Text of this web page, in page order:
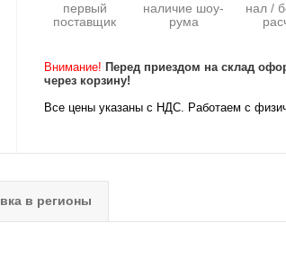
первый
поставщик
наличие шоу-
рума
нал /
Внимание! Перед приездом на склад
через корзину!
Все цены указаны с НДС. Работаем с
в регионы